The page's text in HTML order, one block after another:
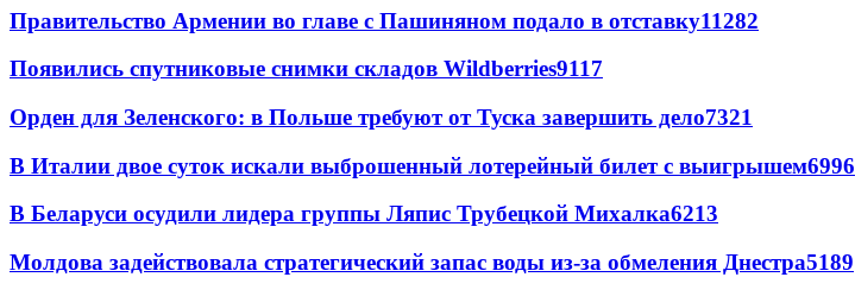
Правительство Армении во главе с Пашиняном подало в отставку11282
Появились спутниковые снимки складов Wildberries9117
Орден для Зеленского: в Польше требуют от Туска завершить дело7321
В Италии двое суток искали выброшенный лотерейный билет с выигрышем6996
В Беларуси осудили лидера группы Ляпис Трубецкой Михалка6213
Молдова задействовала стратегический запас воды из-за обмеления Днестра5189